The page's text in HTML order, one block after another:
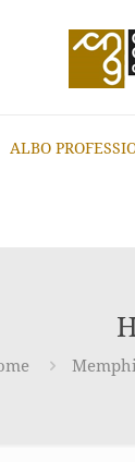
ALBO